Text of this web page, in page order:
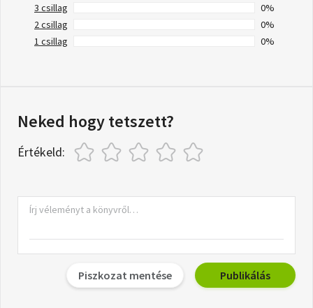
3 csillag
0%
2 csillag
0%
1 csillag
0%
Neked hogy tetszett?
Értékeld:
Piszkozat mentése Publikálás